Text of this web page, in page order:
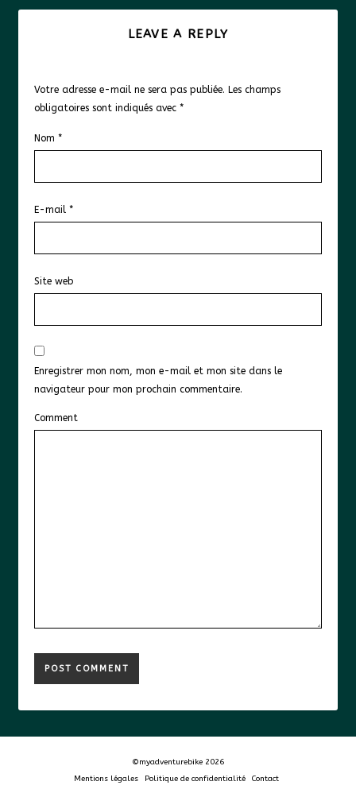
LEAVE A REPLY
Votre adresse e-mail ne sera pas publiée. Les champs
obligatoires sont indiqués avec *
Nom *
E-mail *
Site web
Enregistrer mon nom, mon e-mail et mon site dans le
navigateur pour mon prochain commentaire.
Comment
©myadventurebike 2026
Mentions légales
Politique de confidentialité Contact